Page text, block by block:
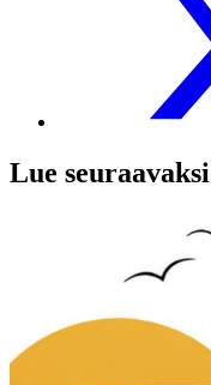
Lue seuraavaksi